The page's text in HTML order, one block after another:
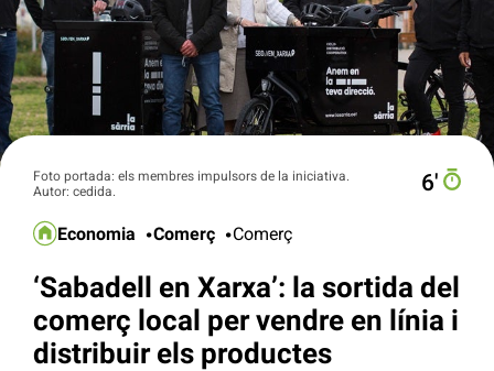
Foto portada: els membres impulsors de la iniciativa.
Autor: cedida.
6′
Economia Comerç Comerç
‘Sabadell en Xarxa’: la sortida del
comerç local per vendre en línia i
distribuir els productes